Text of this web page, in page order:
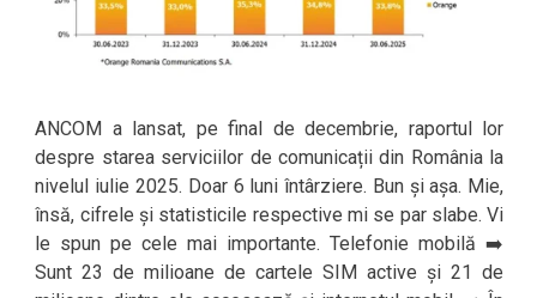
ANCOM a lansat, pe final de decembrie, raportul lor
despre starea serviciilor de comunicații din România la
nivelul iulie 2025. Doar 6 luni întârziere. Bun și așa. Mie,
însă, cifrele și statisticile respective mi se par slabe. Vi
le spun pe cele mai importante. Telefonie mobilă ➡️
Sunt 23 de milioane de cartele SIM active și 21 de